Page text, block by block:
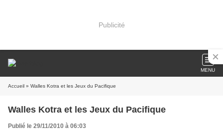
Publicité
MENU
Accueil » Walles Kotra et les Jeux du Pacifique
Walles Kotra et les Jeux du Pacifique
Publié le 29/11/2010 à 06:03